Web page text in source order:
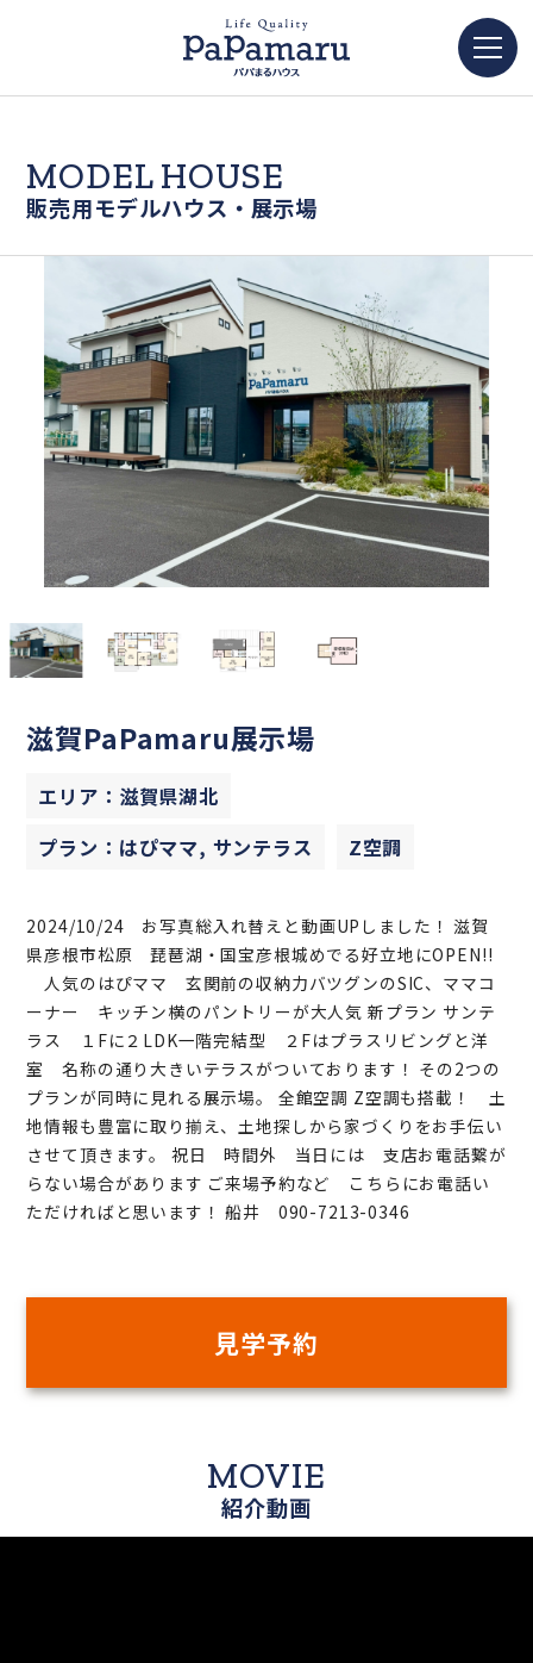
MODEL HOUSE
販売用モデルハウス・展示場
滋賀PaPamaru展示場
エリア：滋賀県湖北
プラン：はぴママ, サンテラス
Z空調
2024/10/24 お写真総入れ替えと動画UPしました！ 滋賀
県彦根市松原 琵琶湖・国宝彦根城めでる好立地にOPEN!!
人気のはぴママ 玄関前の収納力バツグンのSIC、ママコ
ーナー キッチン横のパントリーが大人気 新プラン サンテ
ラス １Fに２LDK一階完結型 ２Fはプラスリビングと洋
室 名称の通り大きいテラスがついております！ その2つの
プランが同時に見れる展示場。 全館空調 Z空調も搭載！ 土
地情報も豊富に取り揃え、土地探しから家づくりをお手伝い
させて頂きます。 祝日 時間外 当日には 支店お電話繋が
らない場合があります ご来場予約など こちらにお電話い
ただければと思います！ 船井 090-7213-0346
見学予約
MOVIE
紹介動画